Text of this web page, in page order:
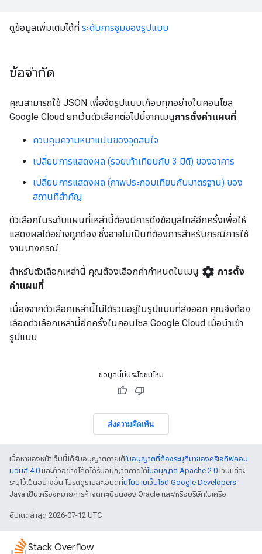
ดูข้อมูลเพิ่มเติมได้ที่ ระดับการซูมของรูปแบบ
ข้อจำกัด
คุณสามารถใช้ JSON เพื่อจัดรูปแบบเกือบทุกอย่างในคอนโซล
Google Cloud ยกเว้นตัวเลือกต่อไปนี้จากเมนูการตั้งค่าแผนที่
ควบคุมความหนาแน่นของจุดสนใจ
เปลี่ยนการแสดงผล (รอยเท้าเทียบกับ 3 มิติ) ของอาคาร
เปลี่ยนการแสดงผล (ภาพประกอบเทียบกับมาตรฐาน) ของ
สถานที่สำคัญ
ตัวเลือกในระดับแผนที่เหล่านี้ต้องมีการดึงข้อมูลไทล์อีกครั้งเพื่อให้
แสดงผลได้อย่างถูกต้อง ซึ่งอาจไม่เป็นที่ต้องการสำหรับกรณีการใช้
งานบางกรณี
สำหรับตัวเลือกเหล่านี้ คุณต้องเลือกค่ากำหนดในเมนู settings การตั้ง
ค่าแผนที่
เนื่องจากตัวเลือกเหล่านี้ไม่ได้รวมอยู่ในรูปแบบที่ส่งออก คุณจึงต้อง
เลือกตัวเลือกเหล่านี้อีกครั้งในคอนโซล Google Cloud เมื่อนำเข้า
รูปแบบ
ข้อมูลนี้มีประโยชน์ไหม
ส่งความคิดเห็น
เนื้อหาของหน้าเว็บนี้ได้รับอนุญาตภายใต้ใบอนุญาตที่ต้องระบุที่มาของครีเอทีฟคอม
มอนส์ 4.0 และตัวอย่างโค้ดได้รับอนุญาตภายใต้ใบอนุญาต Apache 2.0 เว้นแต่จะ
ระบุไว้เป็นอย่างอื่น โปรดดูรายละเอียดที่นโยบายเว็บไซต์ Google Developers
Java เป็นเครื่องหมายการค้าจดทะเบียนของ Oracle และ/หรือบริษัทในเครือ
อัปเดตล่าสุด 2026-07-12 UTC
Stack Overflow